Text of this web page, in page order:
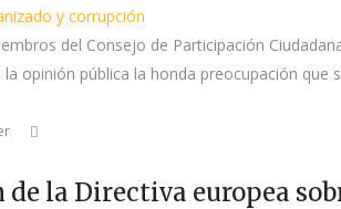
y corrupción
del Consejo de Participación
opinión pública la honda preocupación
la Directiva europea